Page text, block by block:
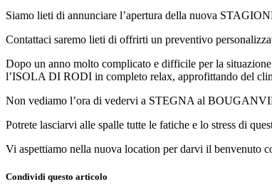
Siamo lieti di annunciare l’apertura della nuova
Contattaci saremo lieti di offrirti un preventivo
Dopo un anno molto complicato e difficile per la
l’ISOLA DI RODI in completo relax, approfittando del
Non vediamo l’ora di vedervi a STEGNA al
Potrete lasciarvi alle spalle tutte le fatiche e lo stress di
Vi aspettiamo nella nuova location per darvi il benvenuto
Condividi questo articolo